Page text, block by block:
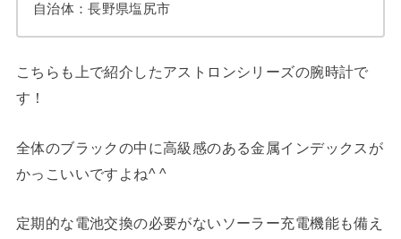
自治体：長野県塩尻市
こちらも上で紹介したアストロンシリーズの腕時計で
す！
全体のブラックの中に高級感のある金属インデックスが
かっこいいですよね^ ^
定期的な電池交換の必要がないソーラー充電機能も備え